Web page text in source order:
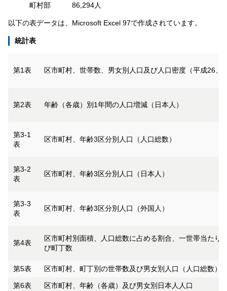
町村部 86,294人
以下の表データは、Microsoft Excel 97で作成されています。
統計表
第1表 区市町村、世帯数、男女別人口及び人口密度（平成26、
第2表 年齢（各歳）別1年間の人口増減（日本人）
第3-1
表
区市町村、年齢3区分別人口（人口総数）
第3-2
表
区市町村、年齢3区分別人口（日本人）
第3-3
表
区市町村、年齢3区分別人口（外国人）
第4表
区市町村別面積、人口総数に占める割合、一世帯当たり
び町丁数
第5表 区市町村、町丁別の世帯数及び男女別人口（人口総数）
第6表 区市町村、年齢（各歳）及び男女別日本人人口